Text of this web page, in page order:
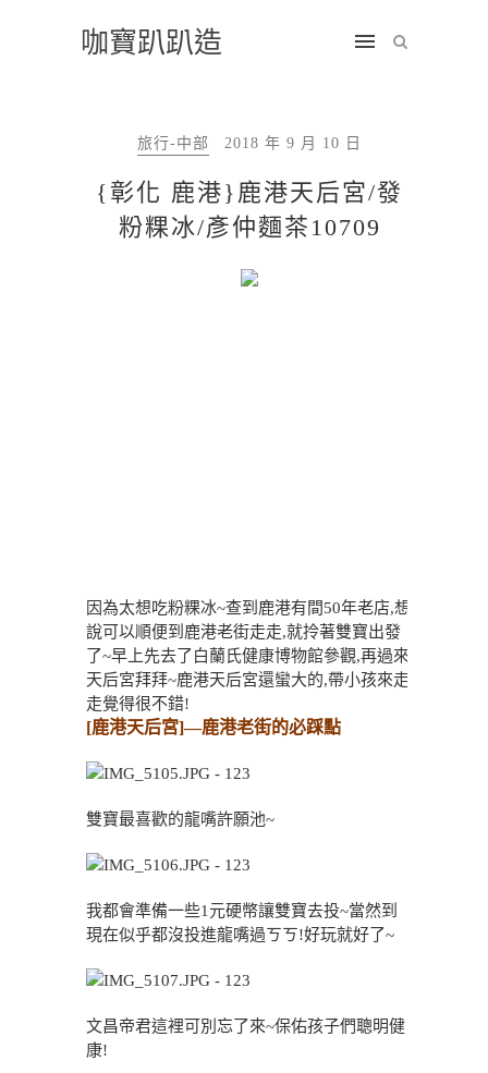
咖寶趴趴造
旅行-中部 2018 年 9 月 10 日
{彰化 鹿港}鹿港天后宮/發
粉粿冰/彥仲麵茶10709
因為太想吃粉粿冰~查到鹿港有間50年老店,想
說可以順便到鹿港老街走走,就拎著雙寶出發
了~早上先去了白蘭氏健康博物館參觀,再過來
天后宮拜拜~鹿港天后宮還蠻大的,帶小孩來走
走覺得很不錯!
[鹿港天后宮]—鹿港老街的必踩點
雙寶最喜歡的龍嘴許願池~
我都會準備一些1元硬幣讓雙寶去投~當然到
現在似乎都沒投進龍嘴過ㄎㄎ!好玩就好了~
文昌帝君這裡可別忘了來~保佑孩子們聰明健
康!